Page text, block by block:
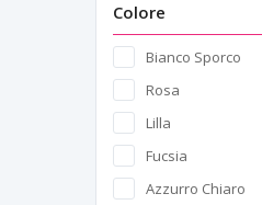
Colore
Bianco Sporco
Rosa
Lilla
Fucsia
Azzurro Chiaro